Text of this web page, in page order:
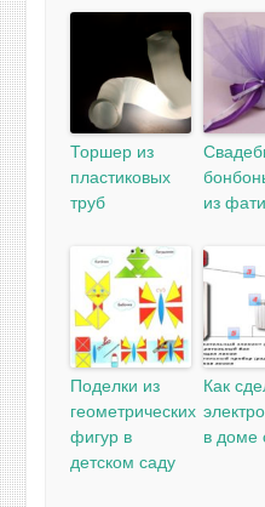
Торшер из
пластиковых
труб
из
Поделки из
геометрических
фигур в
детском саду
Как
в доме